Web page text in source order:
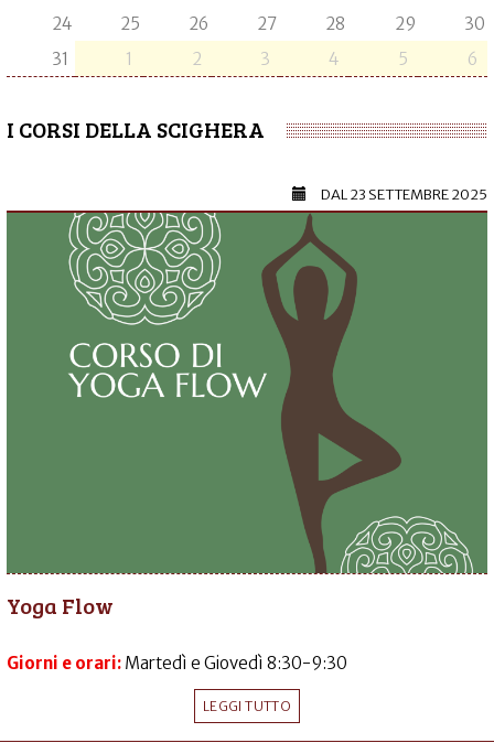
24
25 26 27 28 29
30
31
1 2 3 4 5 6
I CORSI DELLA SCIGHERA
DAL23 SETTEMBRE 2025
Yoga Flow
Giorni e orari: Martedì e Giovedì 8:30-9:30
LEGGI TUTTO